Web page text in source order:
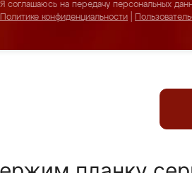
Я соглашаюсь на передачу персональных
Политике конфиденциальности